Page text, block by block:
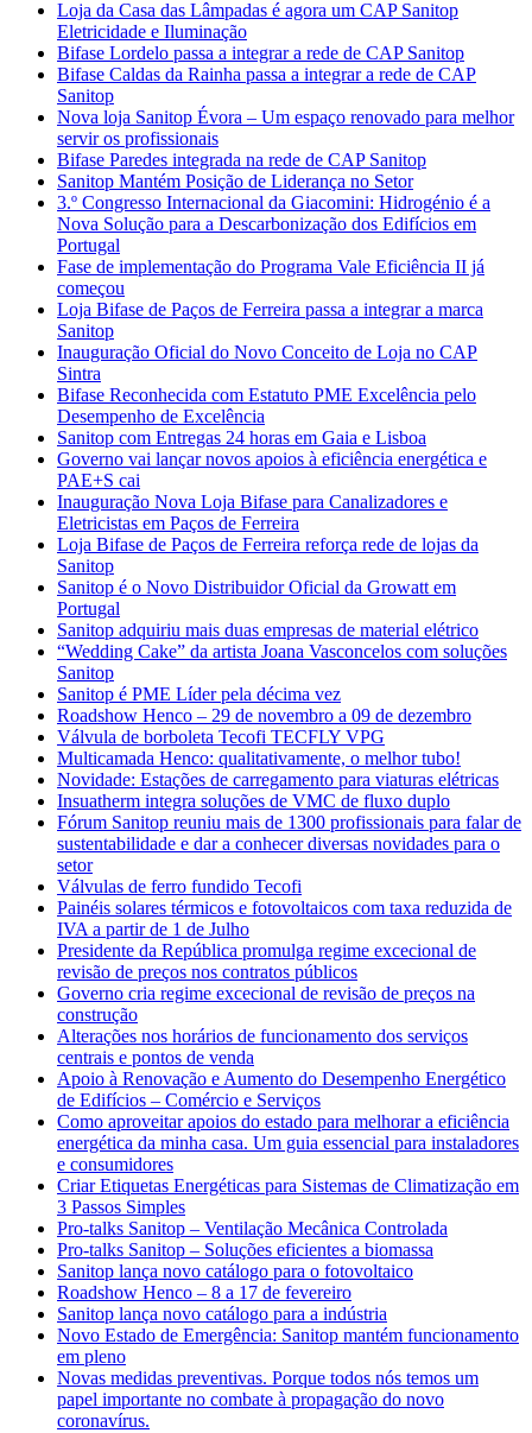
Loja da Casa das Lâmpadas é agora um CAP Sanitop
Eletricidade e Iluminação
Bifase Lordelo passa a integrar a rede de CAP Sanitop
Bifase Caldas da Rainha passa a integrar a rede de CAP
Sanitop
Nova loja Sanitop Évora – Um espaço renovado para melhor
servir os profissionais
Bifase Paredes integrada na rede de CAP Sanitop
Sanitop Mantém Posição de Liderança no Setor
3.º Congresso Internacional da Giacomini: Hidrogénio é a
Nova Solução para a Descarbonização dos Edifícios em
Portugal
Fase de implementação do Programa Vale Eficiência II já
começou
Loja Bifase de Paços de Ferreira passa a integrar a marca
Sanitop
Inauguração Oficial do Novo Conceito de Loja no CAP
Sintra
Bifase Reconhecida com Estatuto PME Excelência pelo
Desempenho de Excelência
Sanitop com Entregas 24 horas em Gaia e Lisboa
Governo vai lançar novos apoios à eficiência energética e
PAE+S cai
Inauguração Nova Loja Bifase para Canalizadores e
Eletricistas em Paços de Ferreira
Loja Bifase de Paços de Ferreira reforça rede de lojas da
Sanitop
Sanitop é o Novo Distribuidor Oficial da Growatt em
Portugal
Sanitop adquiriu mais duas empresas de material elétrico
“Wedding Cake” da artista Joana Vasconcelos com soluções
Sanitop
Sanitop é PME Líder pela décima vez
Roadshow Henco – 29 de novembro a 09 de dezembro
Válvula de borboleta Tecofi TECFLY VPG
Multicamada Henco: qualitativamente, o melhor tubo!
Novidade: Estações de carregamento para viaturas elétricas
Insuatherm integra soluções de VMC de fluxo duplo
Fórum Sanitop reuniu mais de 1300 profissionais para falar de
sustentabilidade e dar a conhecer diversas novidades para o
setor
Válvulas de ferro fundido Tecofi
Painéis solares térmicos e fotovoltaicos com taxa reduzida de
IVA a partir de 1 de Julho
Presidente da República promulga regime excecional de
revisão de preços nos contratos públicos
Governo cria regime excecional de revisão de preços na
construção
Alterações nos horários de funcionamento dos serviços
centrais e pontos de venda
Apoio à Renovação e Aumento do Desempenho Energético
de Edifícios – Comércio e Serviços
Como aproveitar apoios do estado para melhorar a eficiência
energética da minha casa. Um guia essencial para instaladores
e consumidores
Criar Etiquetas Energéticas para Sistemas de Climatização em
3 Passos Simples
Pro-talks Sanitop – Ventilação Mecânica Controlada
Pro-talks Sanitop – Soluções eficientes a biomassa
Sanitop lança novo catálogo para o fotovoltaico
Roadshow Henco – 8 a 17 de fevereiro
Sanitop lança novo catálogo para a indústria
Novo Estado de Emergência: Sanitop mantém funcionamento
em pleno
Novas medidas preventivas. Porque todos nós temos um
papel importante no combate à propagação do novo
coronavírus.